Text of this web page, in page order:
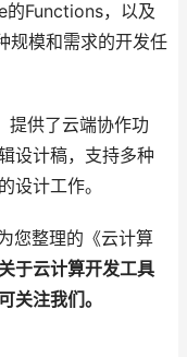
Functions，以及
规模和需求的开发任
提供了云端协作功
设计稿，支持多种
设计工作。
您整理的《云计算
于云计算开发工具
可关注我们。